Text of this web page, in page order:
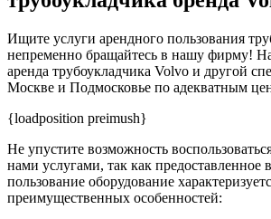
Ищите услуги арендного пользования
непременно бращайтесь в нашу фирму!
аренда трубоукладчика Volvo и другой
Москве и Подмосковье по адекватным
{loadposition preimush}
Не упустите возможность
нами услугами, так как предоставленное
пользование оборудование
преимущественных особенностей: